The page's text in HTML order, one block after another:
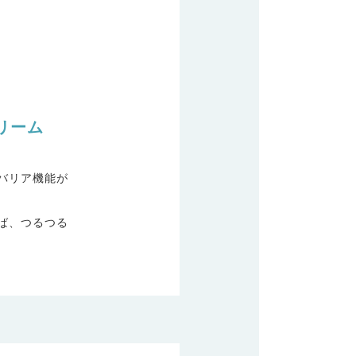
ーム
リア機能が
、つるつる